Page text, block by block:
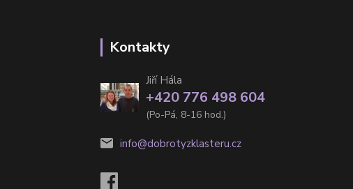
Kontakty
Jiří Hála
+420 776 498 604
(Po-Pá, 8-16 hod.)
info@dobrotyzklasteru.cz